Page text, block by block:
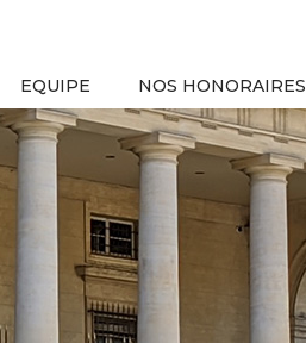
EQUIPE NOS HONORAIRES